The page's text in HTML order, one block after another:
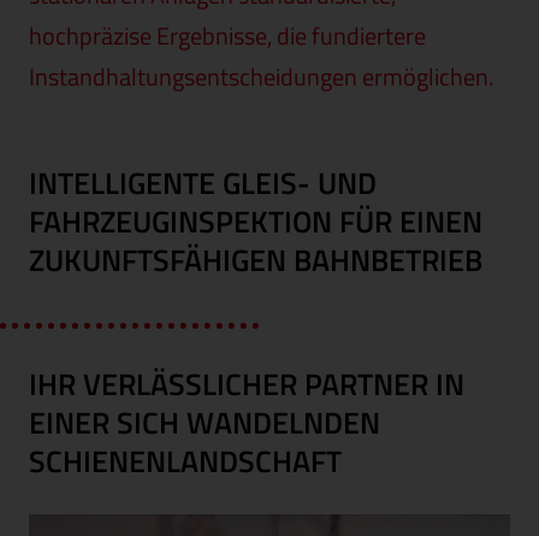
hochpräzise Ergebnisse, die fundiertere
Instandhaltungsentscheidungen ermöglichen.
INTELLIGENTE GLEIS- UND
FAHRZEUGINSPEKTION FÜR EINEN
ZUKUNFTSFÄHIGEN BAHNBETRIEB
IHR VERLÄSSLICHER PARTNER IN
EINER SICH WANDELNDEN
SCHIENENLANDSCHAFT